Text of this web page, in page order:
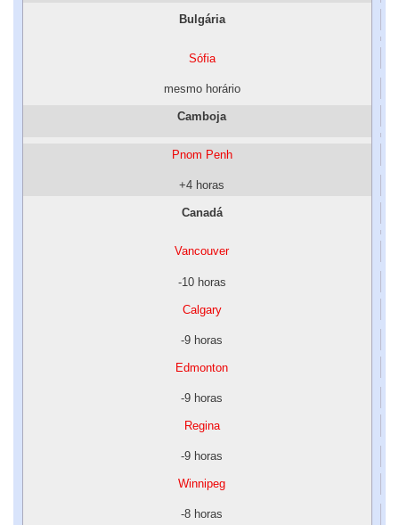
Bulgária
Sófia
mesmo horário
Camboja
Pnom Penh
+4 horas
Canadá
Vancouver
-10 horas
Calgary
-9 horas
Edmonton
-9 horas
Regina
-9 horas
Winnipeg
-8 horas